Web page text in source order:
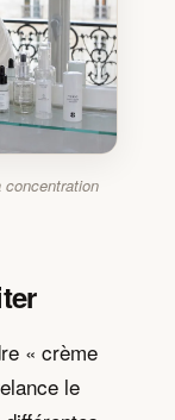
concentration
« crème
le